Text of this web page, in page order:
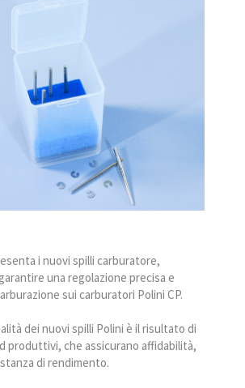
i nuovi spilli carburatore,
una regolazione precisa e
sui carburatori Polini CP.
dei nuovi spilli Polini è il risultato di
produttivi, che assicurano affidabilità,
di rendimento.